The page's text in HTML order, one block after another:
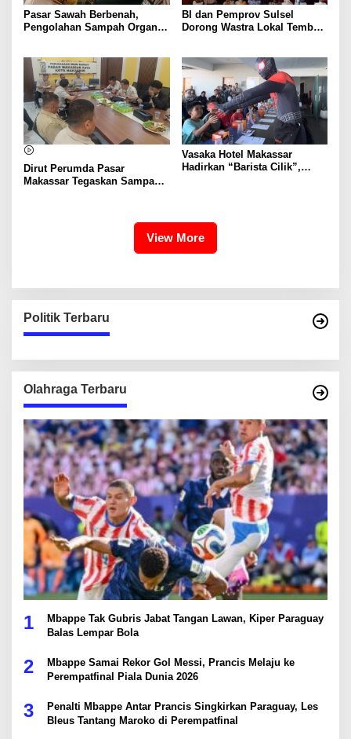
Pasar Sawah Berbenah,
Pengolahan Sampah Organik
BI dan Pemprov Sulsel
Dorong Wastra Lokal Tembus
Dirut Perumda Pasar
Makassar Tegaskan Sampah
Vasaka Hotel Makassar
Hadirkan “Barista Cilik”,
View More
Politik Terbaru
Olahraga Terbaru
1
Mbappe Tak Gubris Jabat Tangan Lawan, Kiper Paraguay
Balas Lempar Bola
2
Mbappe Samai Rekor Gol Messi, Prancis Melaju ke
Perempatfinal Piala Dunia 2026
3
Penalti Mbappe Antar Prancis Singkirkan Paraguay, Les
Bleus Tantang Maroko di Perempatfinal